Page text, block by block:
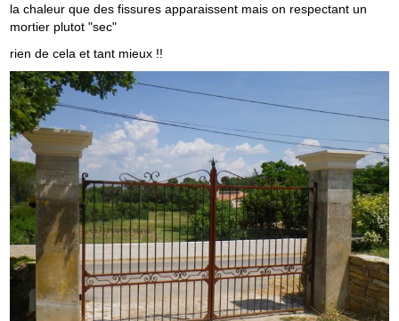
la chaleur que des fissures apparaissent mais on respectant un
mortier plutot "sec"
rien de cela et tant mieux !!